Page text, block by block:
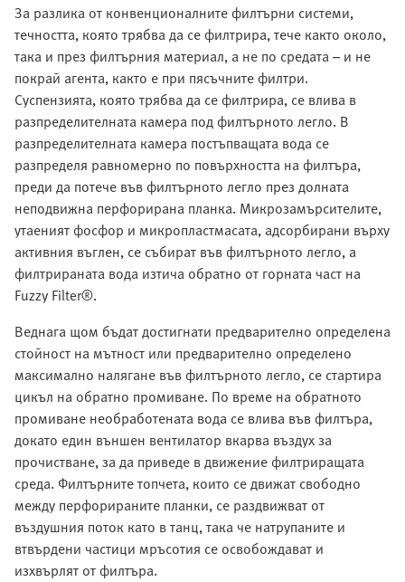
За разлика от конвенционалните филтърни системи,
течността, която трябва да се филтрира, тече както около,
така и през филтърния материал, а не по средата – и не
покрай агента, както е при пясъчните филтри.
Суспензията, която трябва да се филтрира, се влива в
разпределителната камера под филтърното легло. В
разпределителната камера постъпващата вода се
разпределя равномерно по повърхността на филтъра,
преди да потече във филтърното легло през долната
неподвижна перфорирана планка. Микрозамърсителите,
утаеният фосфор и микропластмасата, адсорбирани върху
активния въглен, се събират във филтърното легло, а
филтрираната вода изтича обратно от горната част на
Fuzzy Filter®.
Веднага щом бъдат достигнати предварително определена
стойност на мътност или предварително определено
максимално налягане във филтърното легло, се стартира
цикъл на обратно промиване. По време на обратното
промиване необработената вода се влива във филтъра,
докато един външен вентилатор вкарва въздух за
прочистване, за да приведе в движение филтриращата
среда. Филтърните топчета, които се движат свободно
между перфорираните планки, се раздвижват от
въздушния поток като в танц, така че натрупаните и
втвърдени частици мръсотия се освобождават и
изхвърлят от филтъра.